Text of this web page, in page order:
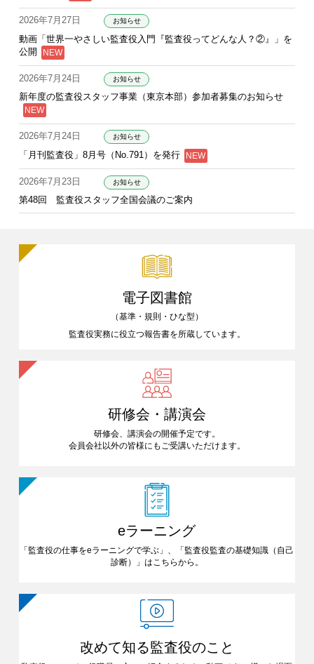
2026年7月27日 お知らせ
動画「世界一やさしい監査役入門『監査役ってどんな人？②』」を
公開
2026年7月24日 お知らせ
新年度の監査役スタッフ事業（東京本部）参加者募集のお知らせ
2026年7月24日 お知らせ
「月刊監査役」8月号（No.791）を発行
2026年7月23日 お知らせ
第48回 監査役スタッフ全国会議のご案内
電子図書館
（基準・規則・ひな型）
監査役実務に役立つ報告書を所蔵しています。
研修会・講演会
研修会、講演会の開催予定です。
会員会社以外の皆様にも ご受講いただけます。
eラーニング
「監査役の仕事をeラーニングで学ぶ」、「監査役監査の基礎知識 （自己
診断）」はこちらから。
改めて知る監査役のこと